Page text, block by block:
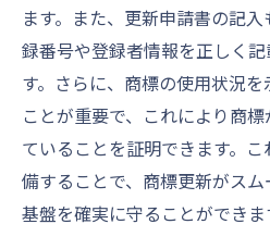
ます。また、更新申請書の記
録番号や登録者情報を正しく
す。さらに、商標の使用状況
ことが重要で、これにより商
ていることを証明できます。
備することで、商標更新がス
基盤を確実に守ることができま